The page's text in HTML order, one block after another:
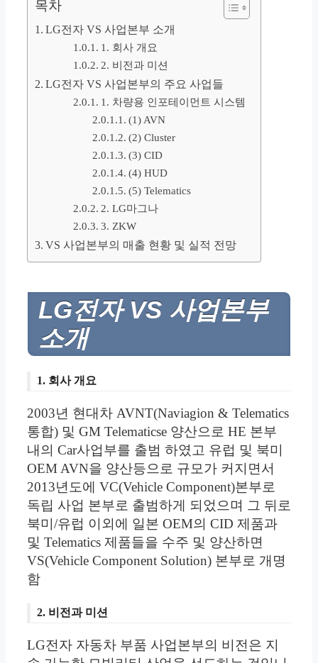
목차
LG전자 VS 사업본부 소개
1. 회사 개요
2. 비전과 미션
LG전자 VS 사업본부의 주요 사업들
1. 차량용 인포테이먼트 시스템
(1) AVN
(2) Cluster
(3) CID
(4) HUD
(5) Telematics
2. LG마그나
3. ZKW
VS 사업본부의 매출 현황 및 실적 전망
LG전자 VS 사업본부
소개
1. 회사 개요
2003년 현대차 AVNT(Naviagion & Telematics
통합) 및 GM Telematicse 양산으로 HE 본부
내의 Car사업부를 출범 하였고 유럽 및 북미
OEM AVN을 양산등으로 규모가 커지면서
2013년도에 VC(Vehicle Component)본부로
독립 사업 본부로 출범하게 되었으며 그 뒤로
북미/유럽 이외에 일본 OEM의 CID 제품과
및 Telematics 제품들을 수주 및 양산하면
VS(Vehicle Component Solution) 본부로 개명
함
2. 비전과 미션
LG전자 자동차 부품 사업본부의 비전은 지